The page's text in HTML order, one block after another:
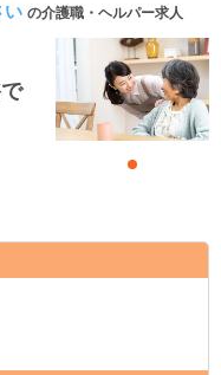
い の介護職・ヘルパー求人